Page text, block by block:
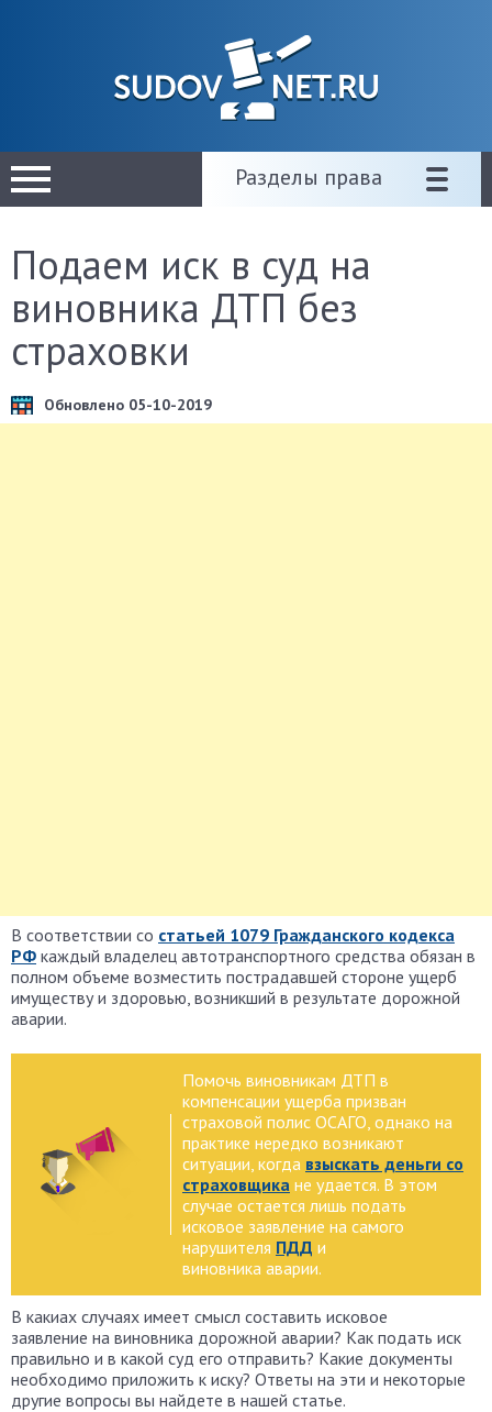
Разделы права
Подаем иск в суд на
виновника ДТП без
страховки
Обновлено 05-10-2019
В соответствии со статьей 1079 Гражданского кодекса
РФ каждый владелец автотранспортного средства обязан в
полном объеме возместить пострадавшей стороне ущерб
имуществу и здоровью, возникший в результате дорожной
аварии.
Помочь виновникам ДТП в
компенсации ущерба призван
страховой полис ОСАГО, однако на
практике нередко возникают
ситуации, когда взыскать деньги со
страховщика не удается. В этом
случае остается лишь подать
исковое заявление на самого
нарушителя ПДД и
виновника аварии.
В какиaх случаях имеет смысл составить исковое
заявление на виновника дорожной аварии? Как подать иск
правильно и в какой суд его отправить? Какие документы
необходимо приложить к иску? Ответы на эти и некоторые
другие вопросы вы найдете в нашей статье.